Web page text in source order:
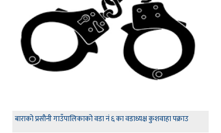
बाराको प्रसौनी गाउँपालिकाको वडा नं ६ का वडाध्यक्ष कुशवाहा पक्राउ